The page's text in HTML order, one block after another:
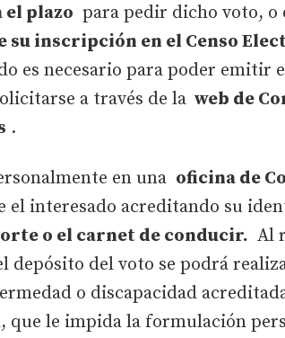
el plazo para pedir dicho voto, o
su inscripción en el Censo
es necesario para poder emitir
a través de la web de
.
en una oficina de
el interesado acreditando su
o el carnet de conducir. Al
depósito del voto se podrá
o discapacidad
que le impida la formulación